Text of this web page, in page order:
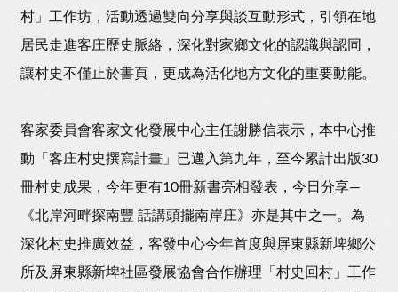
村」工作坊，活動透過雙向分享與談互動形式，引領在地
居民走進客庄歷史脈絡，深化對家鄉文化的認識與認同，
讓村史不僅止於書頁，更成為活化地方文化的重要動能。
客家委員會客家文化發展中心主任謝勝信表示，本中心推
動「客庄村史撰寫計畫」已邁入第九年，至今累計出版30
冊村史成果，今年更有10冊新書亮相發表，今日分享—
《北岸河畔探南豐 話講頭擺南岸庄》亦是其中之一。為
深化村史推廣效益，客發中心今年首度與屏東縣新埤鄉公
所及屏東縣新埤社區發展協會合作辦理「村史回村」工作